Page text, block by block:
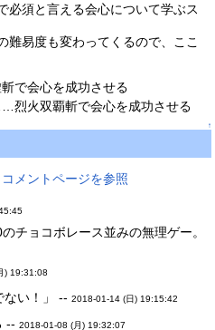
必須と言える会心について学ぶス
難易度も変わってくるので、ここ
で会心を成功させる
烈火双覇斬で会心を成功させる
↑
コメントページを参照
チョコボレース並みの無理ゲー。
) 19:31:08
ない！」 --2018-01-14 (日) 19:15:42
--2018-01-08 (月) 19:32:07